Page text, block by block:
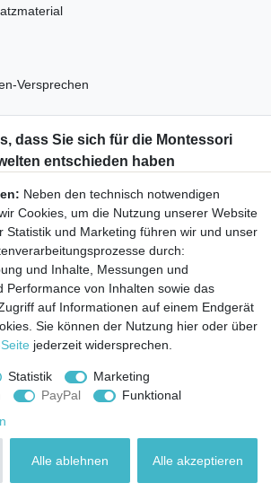
Versprechen
Montessori-Materialien und
Infos
ich dieDaten­schutz­erklärunggelesen habe. Sie
Abonnieren
2026 | Alle Rechte vorbehalten.
Neben den technisch notwendigen
Cookies, um die Nutzung unserer Website
Statistik und Marketing führen wir und unser
durch:
und Inhalte, Messungen und
Performance von Inhalten sowie das
auf Informationen auf einem Endgerät
Sie können der Nutzung hier oder über
jederzeit widersprechen.
Statistik
Marketing
PayPal
Funktional
Alle akzeptieren
Alle ablehnen